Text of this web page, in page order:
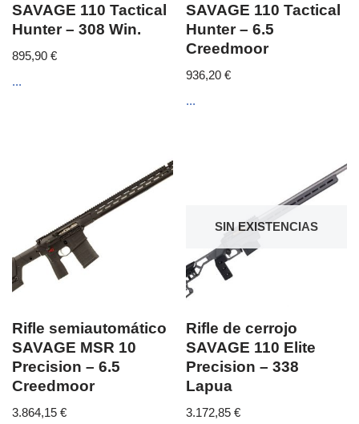
SAVAGE 110 Tactical
Hunter – 308 Win.
895,90 €
...
SAVAGE 110 Tactical
Hunter – 6.5
Creedmoor
936,20€
...
Rifle semiautomático
SAVAGE MSR 10
Precision – 6.5
Creedmoor
3.864,15 €
SIN EXISTENCIAS
Rifle de cerrojo
SAVAGE 110 Elite
Precision – 338
Lapua
3.172,85€